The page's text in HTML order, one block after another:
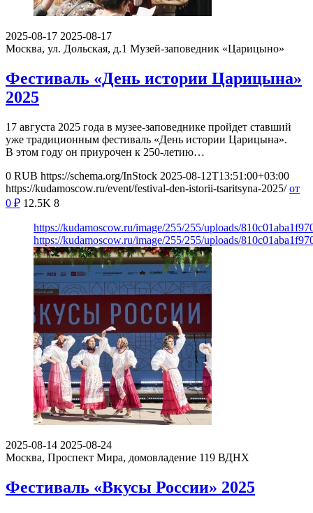
2025-08-17 2025-08-17
Москва, ул. Дольская, д.1 Музей-заповедник «Царицыно»
Фестиваль «День истории Царицына»
2025
17 августа 2025 года в музее-заповеднике пройдет ставший
уже традиционным фестиваль «День истории Царицына».
В этом году он приурочен к 250-летию…
0 RUB https://schema.org/InStock 2025-08-12T13:51:00+03:00
https://kudamoscow.ru/event/festival-den-istorii-tsaritsyna-2025/ от
0 ₽ 12.5K 8
https://kudamoscow.ru/image/255/255/uploads/
https://kudamoscow.ru/image/255/255/uploads/
2025-08-14 2025-08-24
Москва, Проспект Мира, домовладение 119 ВДНХ
Фестиваль «Вкусы России» 2025